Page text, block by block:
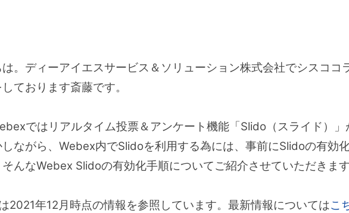
は。ディーアイエスサービス＆ソリューション株式会社でシスココ
ております斎藤です。
ではリアルタイム投票＆アンケート機能「Slido（スライド）
ながら、Webex内でSlidoを利用する為には、事前にSlidoの有効
んなWebex Slidoの有効化手順についてご紹介させていただきま
2021年12月時点の情報を参照しています。最新情報についてはこ